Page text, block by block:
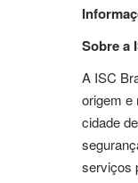
Sobre a
A ISC
origem e
cidade
serviços